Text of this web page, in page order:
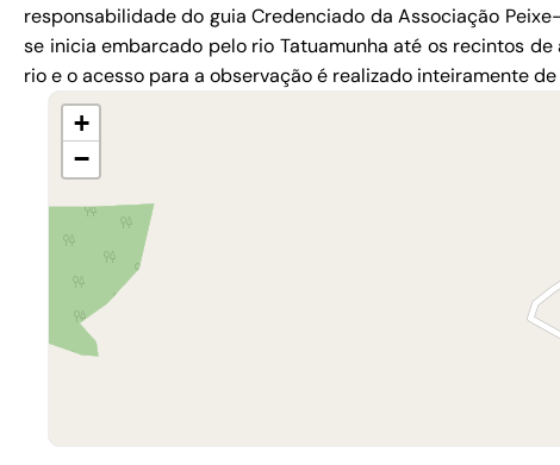
responsabilidade do guia Credenciado da Associação
se inicia embarcado pelo rio Tatuamunha até os recintos
rio e o acesso para a observação é realizado inteiramente
+
−